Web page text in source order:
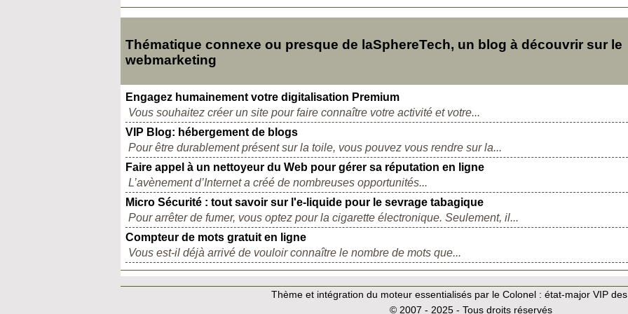
Thématique connexe ou presque de laSphereTech, un blog à découvrir sur le
webmarketing
Engagez humainement votre digitalisation Premium
Vous souhaitez créer un site pour faire connaître votre activité et votre...
VIP Blog: hébergement de blogs
Pour être durablement présent sur la toile, vous pouvez vous rendre sur la...
Faire appel à un nettoyeur du Web pour gérer sa réputation en ligne
L’avènement d’Internet a créé de nombreuses opportunités...
Micro Sécurité : tout savoir sur l'e-liquide pour le sevrage tabagique
Pour arrêter de fumer, vous optez pour la cigarette électronique. Seulement, il...
Compteur de mots gratuit en ligne
Vous est-il déjà arrivé de vouloir connaître le nombre de mots que...
Thème et intégration du moteur essentialisés par le Colonel : état-major VIP
© 2007 - 2025 - Tous droits réservés